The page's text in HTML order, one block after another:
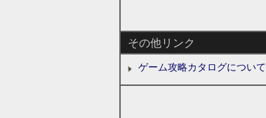
その他リンク
ゲーム攻略カタログについて